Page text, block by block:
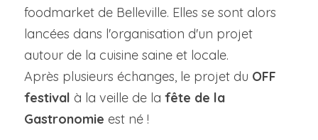
foodmarket de Belleville. Elles se sont alors
lancées dans l'organisation d'un projet
autour de la cuisine saine et locale.
Après plusieurs échanges, le projet du OFF
festival à la veille de la fête de la
Gastronomie est né !